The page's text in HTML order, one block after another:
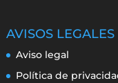
AVISOS LEGALES
Aviso legal
Política de